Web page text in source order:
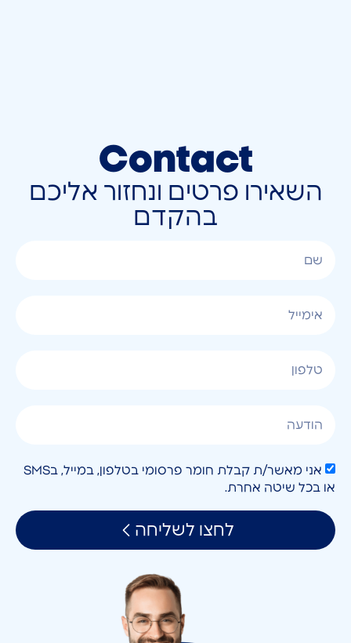
Contact
השאירו פרטים ונחזור אליכם
בהקדם
אני מאשר/ת קבלת חומר פרסומי בטלפון, במייל, בSMS
או בכל שיטה אחרת.
לחצו לשליחה